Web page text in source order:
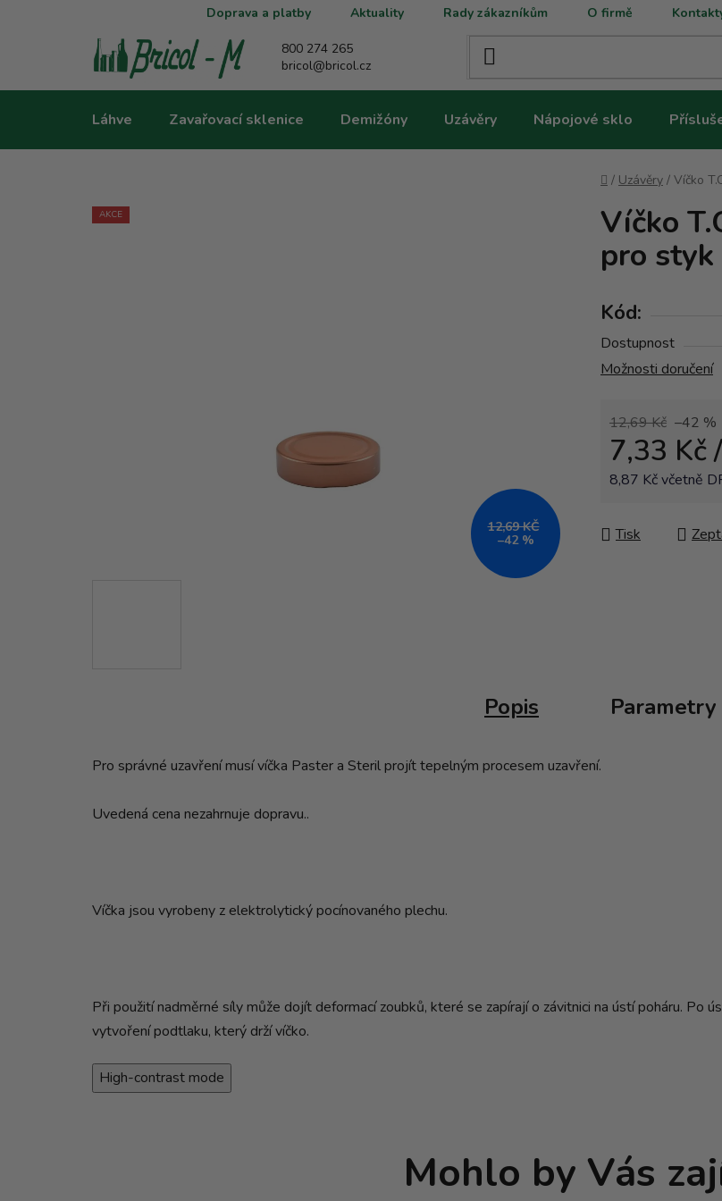
Doprava a platby Aktuality Rady zákazníkům O firmě
800 274 265
bricol@bricol.cz
Láhve Zavařovací sklenice Demižóny Uzávěry Nápojové sklo
Domů
/ Uzávěry / Víčko
Víčko
pro
Kód:
Dostupnost
Možnosti doručení
12,69 Kč –42 %
7,33 Kč
8,87 Kč včetně
Tisk
AKCE
12,69 KČ
–42 %
Popis Parametry
Pro správné uzavření musí víčka Paster a Steril projít tepelným procesem uzavření.
Uvedená cena nezahrnuje dopravu..
Víčka jsou vyrobeny z elektrolytický pocínovaného plechu.
Při použití nadměrné síly může dojít deformací zoubků, které se zapírají o závitnici na ústí poháru. Po
vytvoření podtlaku, který drží víčko.
High-contrast mode
Mohlo by Vás